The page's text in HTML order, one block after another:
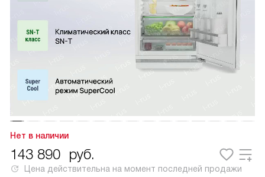
Нет в наличии
143 890 руб.
Цена действительна на момент последней продажи